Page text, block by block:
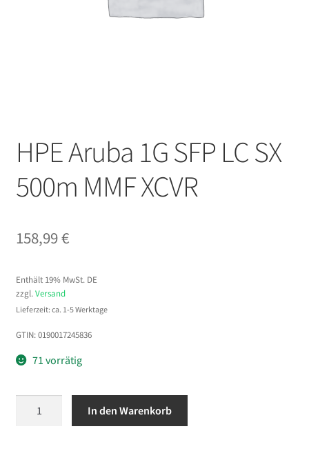
HPE Aruba 1G SFP LC SX
500m MMF XCVR
158,99€
Enthält 19% MwSt. DE
zzgl. Versand
Lieferzeit: ca. 1-5 Werktage
GTIN: 0190017245836
71 vorrätig
In den Warenkorb